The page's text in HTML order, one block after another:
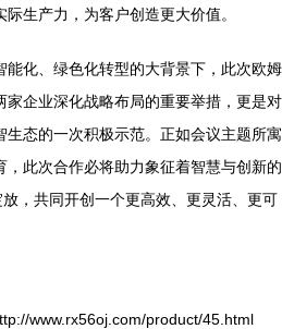
生产力，为客户创造更大价值。
能化、绿色化转型的大背景下，此次欧姆
企业深化战略布局的重要举措，更是对
态的一次积极示范。正如会议主题所寓
此次合作必将助力象征着智慧与创新的
，共同开创一个更高效、更灵活、更可
www.rx56oj.com/product/45.html